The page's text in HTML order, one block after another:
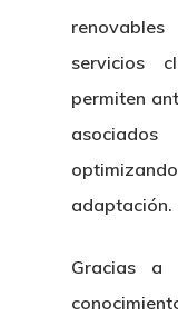
servicios
permiten
adaptación.
Gracias a